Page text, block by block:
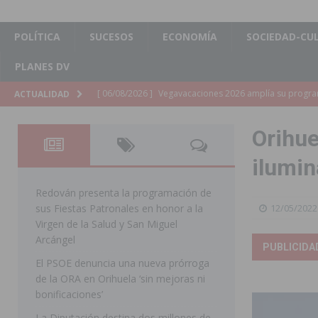
POLÍTICA SUCESOS ECONOMÍA SOCIEDAD-
PLANES DV
ACTUALIDAD [ 06/08/2026 ] La Diputación de Alicante inyectará
Patronales 2026
SAN MIGUEL DE SALINAS
[ 06/08/2026 ] La Escuela Municipal de Música de
curso 2026-2027
MONTESINOS
[ 06/08/2026 ]
Convocado el XXVII Concurso de
[ 06/08/2026 ] Benejúzar vive el verano con una
BENEJUZAR
Orihuela continúa mejorando los
12/05/2022
Redován presenta la programación de
sus Fiestas Patronales en honor a la
Virgen de la Salud y San Miguel
Arcángel
El PSOE denuncia una nueva prórroga
de la ORA en Orihuela ‘sin mejoras ni
bonificaciones’